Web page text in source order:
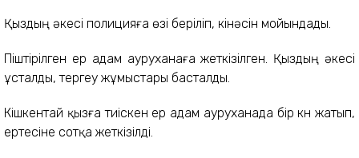
Қыздың әкесі полицияға өзі беріліп, кінәсін мойындады.
Піштірілген ер адам ауруханаға жеткізілген. Қыздың әкесі
ұсталды, тергеу жұмыстары басталды.
Кішкентай қызға тиіскен ер адам ауруханада бір күн жатып,
ертесіне сотқа жеткізілді.